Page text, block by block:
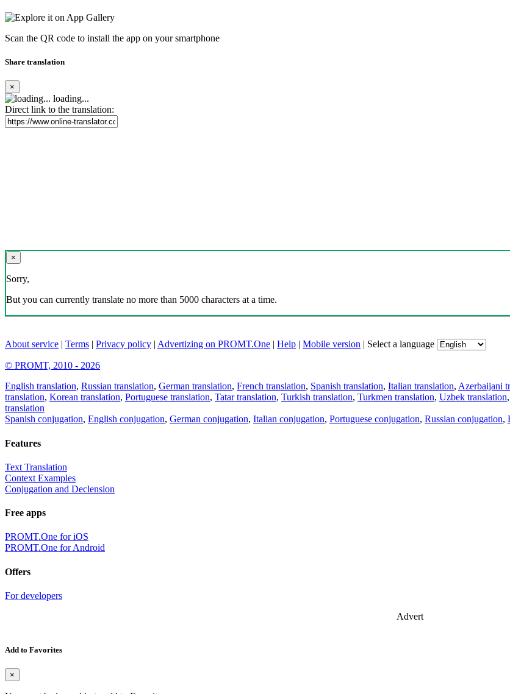
Scan the QR code to install the app on your smartphone
Share translation
×
loading...
Direct link to the translation:
×
Sorry,
But you can currently translate no more than 5000 characters at a time.
About service | Terms | Privacy policy | Advertizing on PROMT.One | Help | Mobile version | Select a language
© PROMT, 2010 - 2026
English translation, Russian translation, German translation, French translation, Spanish translation, Italian translation, Azerbaijani
translation, Korean translation, Portuguese translation, Tatar translation, Turkish translation, Turkmen translation, Uzbek translation,
translation
Spanish conjugation, English conjugation, German conjugation, Italian conjugation, Portuguese conjugation, Russian conjugation,
Features
Text Translation
Context Examples
Conjugation and Declension
Free apps
PROMT.One for iOS
PROMT.One for Android
Offers
For developers
Advert
Add to Favorites
×